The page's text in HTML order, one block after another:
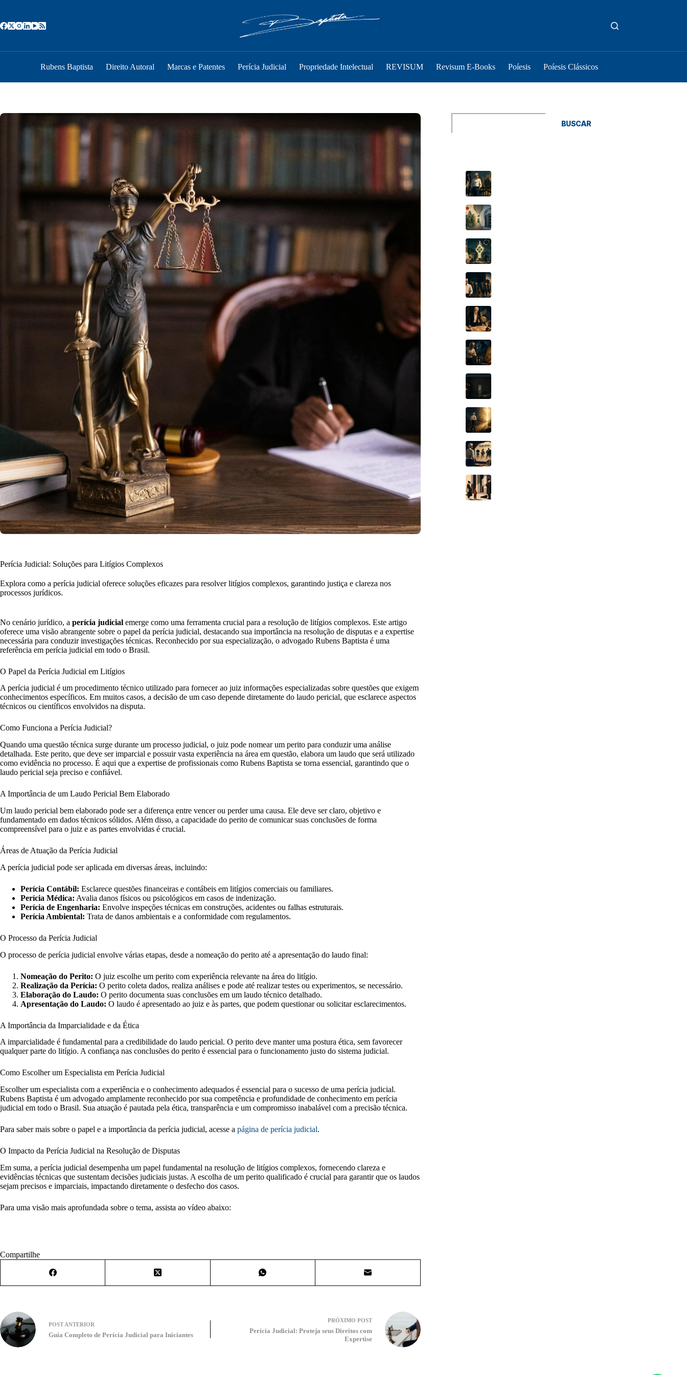
o
conteúdo
Rubens Baptista Direito Autoral Marcas e Patentes Perícia Judicial Propriedade Intelectual REVISUM Revisum E-Books Poíesis Poíesis Clássicos
Perícia Judicial: Soluções para Litígios Complexos
Explora como a perícia judicial oferece soluções eficazes para resolver litígios complexos, garantindo justiça e clareza nos
processos jurídicos.
No cenário jurídico, a perícia judicial emerge como uma ferramenta crucial para a resolução de litígios complexos. Este artigo
oferece uma visão abrangente sobre o papel da perícia judicial, destacando sua importância na resolução de disputas e a expertise
necessária para conduzir investigações técnicas. Reconhecido por sua especialização, o advogado Rubens Baptista é uma
referência em perícia judicial em todo o Brasil.
O Papel da Perícia Judicial em Litígios
A perícia judicial é um procedimento técnico utilizado para fornecer ao juiz informações especializadas sobre questões que exigem
conhecimentos específicos. Em muitos casos, a decisão de um caso depende diretamente do laudo pericial, que esclarece aspectos
técnicos ou científicos envolvidos na disputa.
Como Funciona a Perícia Judicial?
Quando uma questão técnica surge durante um processo judicial, o juiz pode nomear um perito para conduzir uma análise
detalhada. Este perito, que deve ser imparcial e possuir vasta experiência na área em questão, elabora um laudo que será utilizado
como evidência no processo. É aqui que a expertise de profissionais como Rubens Baptista se torna essencial, garantindo que o
laudo pericial seja preciso e confiável.
A Importância de um Laudo Pericial Bem Elaborado
Um laudo pericial bem elaborado pode ser a diferença entre vencer ou perder uma causa. Ele deve ser claro, objetivo e
fundamentado em dados técnicos sólidos. Além disso, a capacidade do perito de comunicar suas conclusões de forma
compreensível para o juiz e as partes envolvidas é crucial.
Áreas de Atuação da Perícia Judicial
A perícia judicial pode ser aplicada em diversas áreas, incluindo:
Perícia Contábil: Esclarece questões financeiras e contábeis em litígios comerciais ou familiares.
Perícia Médica: Avalia danos físicos ou psicológicos em casos de indenização.
Perícia de Engenharia: Envolve inspeções técnicas em construções, acidentes ou falhas estruturais.
Perícia Ambiental: Trata de danos ambientais e a conformidade com regulamentos.
O Processo da Perícia Judicial
O processo de perícia judicial envolve várias etapas, desde a nomeação do perito até a apresentação do laudo final:
Nomeação do Perito: O juiz escolhe um perito com experiência relevante na área do litígio.
Realização da Perícia: O perito coleta dados, realiza análises e pode até realizar testes ou experimentos, se necessário.
Elaboração do Laudo: O perito documenta suas conclusões em um laudo técnico detalhado.
Apresentação do Laudo: O laudo é apresentado ao juiz e às partes, que podem questionar ou solicitar esclarecimentos.
A Importância da Imparcialidade e da Ética
A imparcialidade é fundamental para a credibilidade do laudo pericial. O perito deve manter uma postura ética, sem favorecer
qualquer parte do litígio. A confiança nas conclusões do perito é essencial para o funcionamento justo do sistema judicial.
Como Escolher um Especialista em Perícia Judicial
Escolher um especialista com a experiência e o conhecimento adequados é essencial para o sucesso de uma perícia judicial.
Rubens Baptista é um advogado amplamente reconhecido por sua competência e profundidade de conhecimento em perícia
judicial em todo o Brasil. Sua atuação é pautada pela ética, transparência e um compromisso inabalável com a precisão técnica.
Para saber mais sobre o papel e a importância da perícia judicial, acesse a página de perícia judicial.
O Impacto da Perícia Judicial na Resolução de Disputas
Em suma, a perícia judicial desempenha um papel fundamental na resolução de litígios complexos, fornecendo clareza e
evidências técnicas que sustentam decisões judiciais justas. A escolha de um perito qualificado é crucial para garantir que os laudos
sejam precisos e imparciais, impactando diretamente o desfecho dos casos.
Para uma visão mais aprofundada sobre o tema, assista ao vídeo abaixo:
Compartilhe
POSTANTERIOR
Guia Completo de Perícia Judicial para Iniciantes
PRÓXIMO POST
Perícia Judicial: Proteja seus Direitos com
Expertise
Pesquisar
BUSCAR